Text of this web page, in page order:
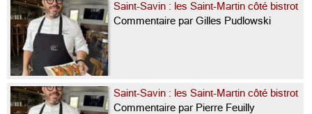
Saint-Savin : les Saint-Martin côté bistrot
Commentaire par Gilles Pudlowski
Saint-Savin : les Saint-Martin côté bistrot
Commentaire par Pierre Feuilly